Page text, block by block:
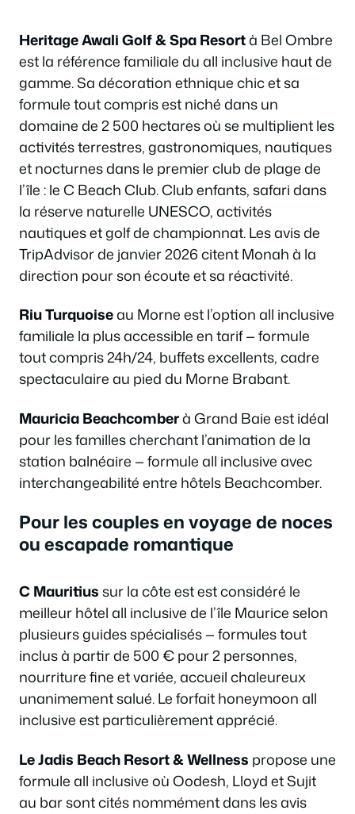
Heritage Awali Golf & Spa Resortà Bel Ombre
est la référence familiale du all inclusive haut de
gamme. Sa décoration ethnique chic et sa
formule tout compris est niché dans un
domaine de 2 500 hectares où se multiplient les
activités terrestres, gastronomiques, nautiques
et nocturnes dans le premier club de plage de
l’île : le C Beach Club. Club enfants, safari dans
la réserve naturelle UNESCO, activités
nautiques et golf de championnat. Les avis de
TripAdvisor de janvier 2026 citent Monah à la
direction pour son écoute et sa réactivité.
Riu Turquoiseau Morne est l’option all inclusive
familiale la plus accessible en tarif — formule
tout compris 24h/24, buffets excellents, cadre
spectaculaire au pied du Morne Brabant.
Mauricia Beachcomberà Grand Baie est idéal
pour les familles cherchant l’animation de la
station balnéaire — formule all inclusive avec
interchangeabilité entre hôtels Beachcomber.
Pour les couples en voyage de noces
ou escapade romantique
C Mauritiussur la côte est est considéré le
meilleur hôtel all inclusive de l’île Maurice selon
plusieurs guides spécialisés — formules tout
inclus à partir de 500 € pour 2 personnes,
nourriture fine et variée, accueil chaleureux
unanimement salué. Le forfait honeymoon all
inclusive est particulièrement apprécié.
Le Jadis Beach Resort & Wellness propose une
formule all inclusive où Oodesh, Lloyd et Sujit
au bar sont cités nommément dans les avis